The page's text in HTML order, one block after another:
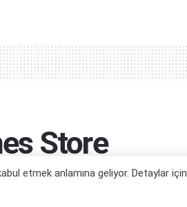
Store
etmek anlamına geliyor. Detaylar için